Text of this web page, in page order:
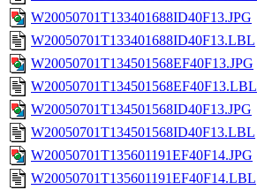
W20050701T133401688ID40F13.JPG
W20050701T133401688ID40F13.LBL
W20050701T134501568EF40F13.JPG
W20050701T134501568EF40F13.LBL
W20050701T134501568ID40F13.JPG
W20050701T134501568ID40F13.LBL
W20050701T135601191EF40F14.JPG
W20050701T135601191EF40F14.LBL